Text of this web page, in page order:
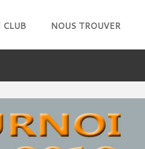
CLUB NOUS TROUVER